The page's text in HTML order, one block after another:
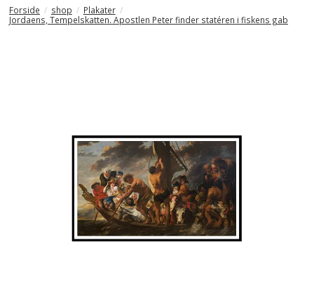
Forside / shop / Plakater /
Jordaens, Tempelskatten. Apostlen Peter finder statéren i fiskens gab